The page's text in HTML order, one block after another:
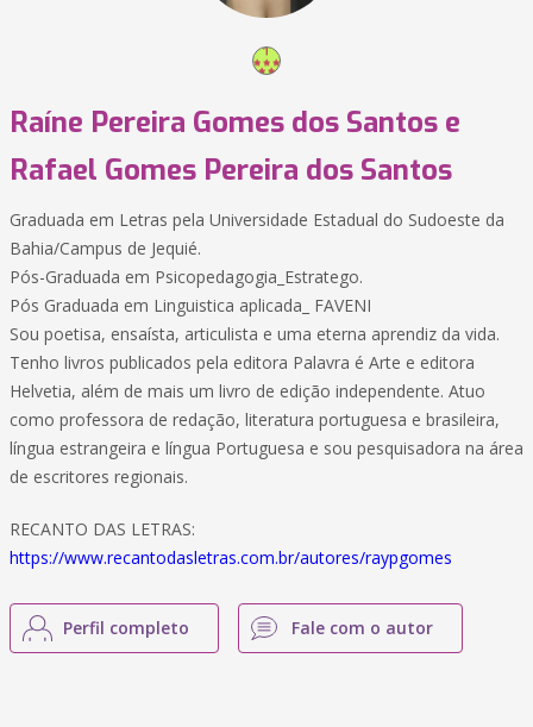
Raíne Pereira Gomes dos Santos e
Rafael Gomes Pereira dos Santos
Graduada em Letras pela Universidade Estadual do Sudoeste da
Bahia/Campus de Jequié.
Pós-Graduada em Psicopedagogia_Estratego.
Pós Graduada em Linguistica aplicada_ FAVENI
Sou poetisa, ensaísta, articulista e uma eterna aprendiz da vida.
Tenho livros publicados pela editora Palavra é Arte e editora
Helvetia, além de mais um livro de edição independente. Atuo
como professora de redação, literatura portuguesa e brasileira,
língua estrangeira e língua Portuguesa e sou pesquisadora na área
de escritores regionais.
RECANTO DAS LETRAS:
https://www.recantodasletras.com.br/autores/raypgomes
Perfil completo Fale com o autor